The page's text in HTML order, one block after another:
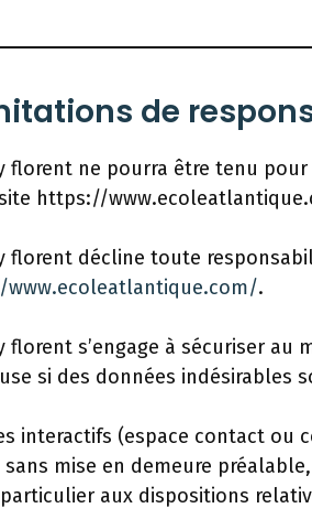
de
florent ne pourra être tenu
site https://
florent décline toute
.
florent s’engage à sécuriser
si des données
interactifs (espace contact
mise en demeure
particulier aux dispositions